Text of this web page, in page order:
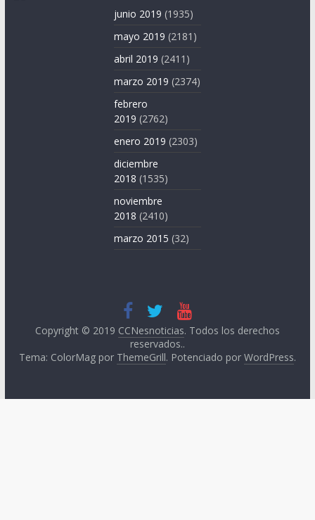
junio 2019 (1935)
mayo 2019 (2181)
abril 2019 (2411)
marzo 2019 (2374)
febrero
2019 (2762)
enero 2019 (2303)
diciembre
2018 (1535)
noviembre
2018 (2410)
marzo 2015 (32)
Copyright © 2019 CCNesnoticias. Todos los derechos
reservados..
Tema: ColorMag por ThemeGrill. Potenciado por WordPress.